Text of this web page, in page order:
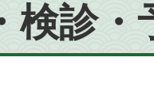
検診・